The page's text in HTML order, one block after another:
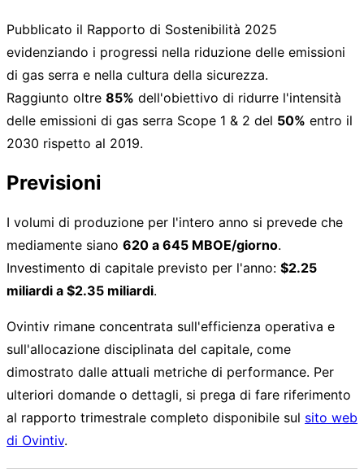
Pubblicato il Rapporto di Sostenibilità 2025
evidenziando i progressi nella riduzione delle emissioni
di gas serra e nella cultura della sicurezza.
Raggiunto oltre 85% dell'obiettivo di ridurre l'intensità
delle emissioni di gas serra Scope 1 & 2 del 50% entro il
2030 rispetto al 2019.
Previsioni
I volumi di produzione per l'intero anno si prevede che
mediamente siano 620 a 645 MBOE/giorno.
Investimento di capitale previsto per l'anno: $2.25
miliardi a $2.35 miliardi.
Ovintiv rimane concentrata sull'efficienza operativa e
sull'allocazione disciplinata del capitale, come
dimostrato dalle attuali metriche di performance. Per
ulteriori domande o dettagli, si prega di fare riferimento
al rapporto trimestrale completo disponibile sul sito web
di Ovintiv.